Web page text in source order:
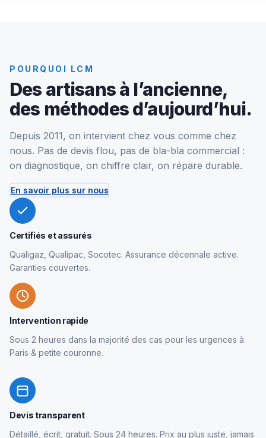
POURQUOI LCM
Des artisans à l’ancienne,
des méthodes d’aujourd’hui.
Depuis 2011, on intervient chez vous comme chez
nous. Pas de devis flou, pas de bla-bla commercial :
on diagnostique, on chiffre clair, on répare durable.
En savoir plus sur nous
Certifiés et assurés
Qualigaz, Qualipac, Socotec. Assurance décennale active.
Garanties couvertes.
Intervention rapide
Sous 2 heures dans la majorité des cas pour les urgences à
Paris & petite couronne.
Devis transparent
Détaillé, écrit, gratuit. Sous 24 heures. Prix au plus juste, jamais